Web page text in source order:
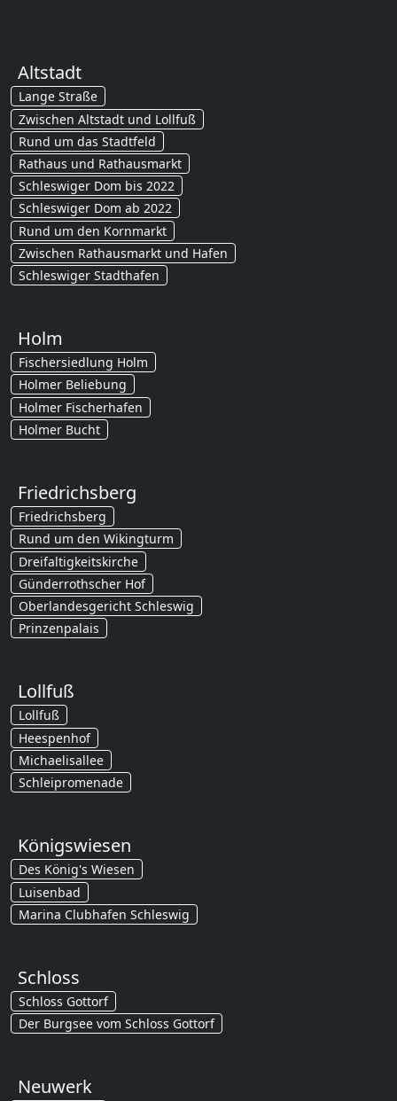
Altstadt
Lange Straße
Zwischen Altstadt und Lollfuß
Rund um das Stadtfeld
Rathaus und Rathausmarkt
Schleswiger Dom bis 2022
Schleswiger Dom ab 2022
Rund um den Kornmarkt
Zwischen Rathausmarkt und Hafen
Schleswiger Stadthafen
Holm
Fischersiedlung Holm
Holmer Beliebung
Holmer Fischerhafen
Holmer Bucht
Friedrichsberg
Friedrichsberg
Rund um den Wikingturm
Dreifaltigkeitskirche
Günderrothscher Hof
Oberlandesgericht Schleswig
Prinzenpalais
Lollfuß
Lollfuß
Heespenhof
Michaelisallee
Schleipromenade
Königswiesen
Des König's Wiesen
Luisenbad
Marina Clubhafen Schleswig
Schloss
Schloss Gottorf
Der Burgsee vom Schloss Gottorf
Neuwerk